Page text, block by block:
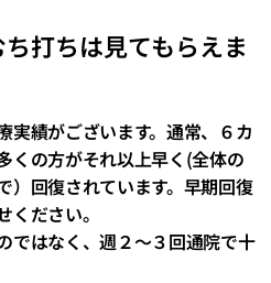
打ちは見てもらえま
績がございます。通常、６カ
くの方がそれ以上早く(全体の
）回復されています。早期回復
ださい。
ではなく、週２～３回通院で十